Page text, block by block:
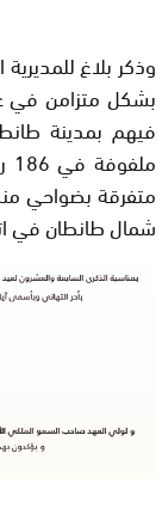
وذكر بلاغ
بشكل متزامن في
فيهم بمدينة
شمال طانطان في